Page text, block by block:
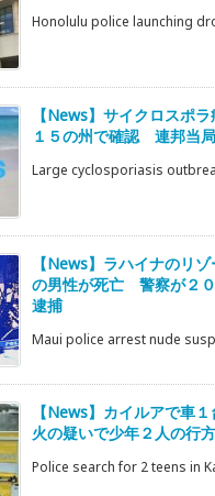
Honolulu police launching
【News】サイクロスポ
１５の州で確認 連邦当
Large cyclosporiasis
【News】ラハイナのリ
の男性が死亡 警察が２
逮捕
Maui police arrest nude
【News】カイルアで車
火の疑いで少年２人の行
Police search for 2 teens in